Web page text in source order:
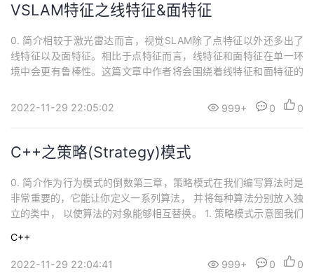
VSLAM特征之线特征&面特征
0. 简介相较于激光雷达而言，视觉SLAM除了点特征以外还多出了
线特征以及面特征。相比于点特征而言，线特征和面特征在单一环
境中会更有鲁棒性。这篇文章中作者将会围绕着线特征和面特征的
角不变性，同时更高级的特征也使追踪的鲁棒性和准确性有所提
2022-11-29 22:05:02 999+ 0 0
C++之策略(Strategy)模式
0. 简介作为行为模式的倒数第三章，策略模式在我们编写算法时是
非常重要的，它能让你定义一系列算法， 并将每种算法分别放入独
立的类中， 以使算法的对象能够相互替换。 1. 策略模式示意图我们
法,把它们一个个封装起来, 并且使它们可相互替换。在策略模式（St
rategy Pattern）中，一个类的行为或其算法可以在运行时更改。这
C++
2022-11-29 22:04:41 999+ 0 0